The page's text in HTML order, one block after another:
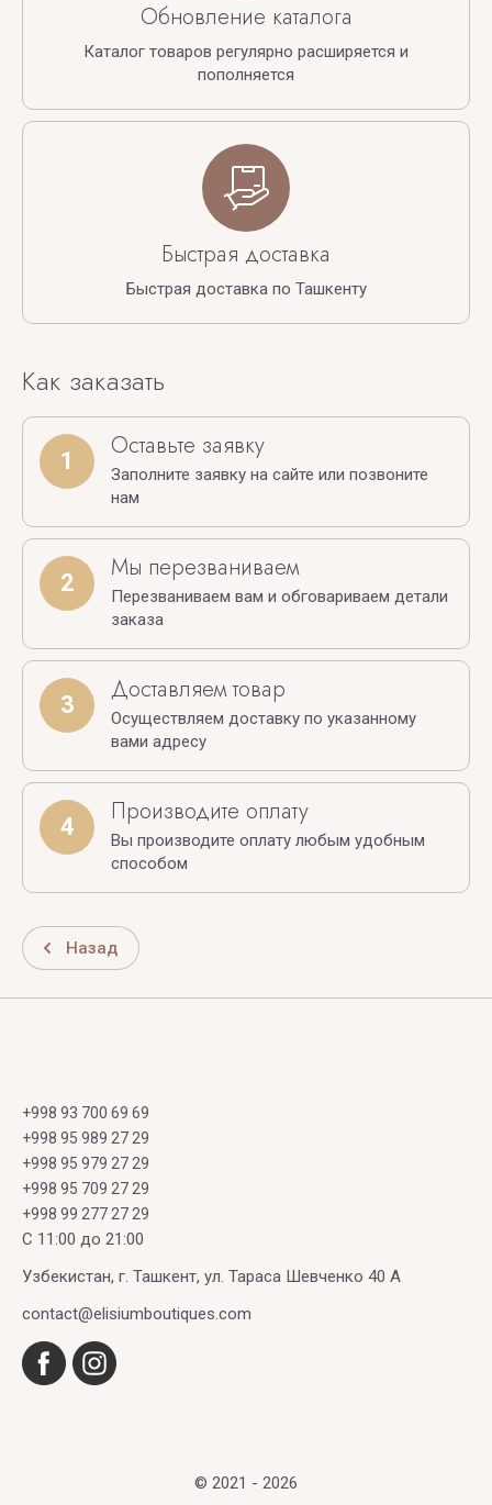
Обновление каталога
Каталог товаров регулярно расширяется и
пополняется
Быстрая доставка
Быстрая доставка по Ташкенту
Как заказать
1 Оставьте заявку
Заполните заявку на сайте или позвоните
нам
2 Мы перезваниваем
Перезваниваем вам и обговариваем детали
заказа
3 Доставляем товар
Осуществляем доставку по указанному
вами адресу
4 Производите оплату
Вы производите оплату любым удобным
способом
Назад
+998 93 700 69 69
+998 95 989 27 29
+998 95 979 27 29
+998 95 709 27 29
+998 99 277 27 29
C 11:00 до 21:00
Узбекистан, г. Ташкент, ул. Тараса Шевченко 40 А
contact@elisiumboutiques.com
© 2021 - 2026